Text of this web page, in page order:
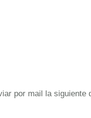
por mail la siguiente